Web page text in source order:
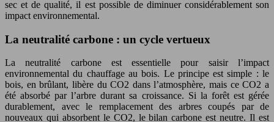
sec et de qualité, il est possible de diminuer considérablement son
impact environnemental.
La neutralité carbone : un cycle vertueux
La neutralité carbone est essentielle pour saisir l’impact
environnemental du chauffage au bois. Le principe est simple : le
bois, en brûlant, libère du CO2 dans l’atmosphère, mais ce CO2 a
été absorbé par l’arbre durant sa croissance. Si la forêt est gérée
durablement, avec le remplacement des arbres coupés par de
nouveaux qui absorbent le CO2, le bilan carbone est neutre. Il est